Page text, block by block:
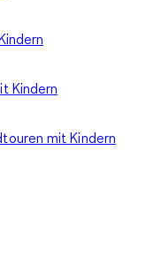
Kindern
mit Kindern